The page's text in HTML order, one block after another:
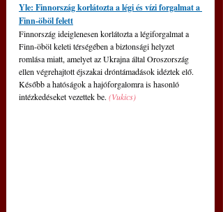
Yle: Finnország korlátozta a légi és vízi forgalmat a
Finn-öböl felett
Finnország ideiglenesen korlátozta a légiforgalmat a
Finn-öböl keleti térségében a biztonsági helyzet
romlása miatt, amelyet az Ukrajna által Oroszország
ellen végrehajtott éjszakai dróntámadások idéztek elő.
Később a hatóságok a hajóforgalomra is hasonló
intézkedéseket vezettek be. (Vukics)